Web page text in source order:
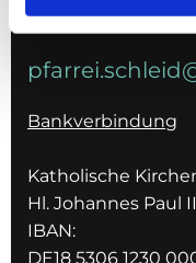
E-MAIL
Bankverbindung
Katholische
Hl. Johannes Paul II
IBAN:
DE18 5306 1230